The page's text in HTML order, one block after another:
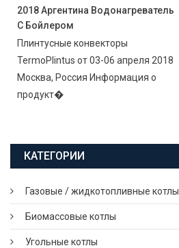
2018 Аргентина Водонагреватель
С Бойлером
Плинтусные конвекторы
TermoPlintus от 03-06 апреля 2018
Москва, Россия Информация о
продукт�
КАТЕГОРИИ
Газовые / жидкотопливные котлы
Биомассовые котлы
Угольные котлы